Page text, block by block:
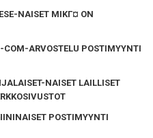
NAISET MIKГ¤ ON
ARVOSTELU POSTIMYYNTI
NAISET LAILLISET
POSTIMYYNTI